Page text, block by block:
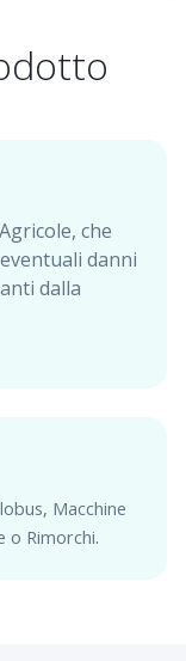
che
danni
dalla
Macchine
o Rimorchi.